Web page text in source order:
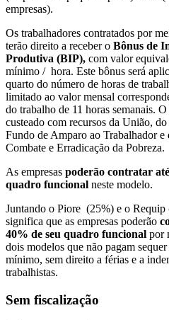
empresas).
Os trabalhadores contratados por
terão direito a receber o Bônus de
Produtiva (BIP), com valor
mínimo / hora. Este bônus será
quarto do número de horas de
limitado ao valor mensal
do trabalho de 11 horas semanais.
custeado com recursos da União,
Fundo de Amparo ao Trabalhador e
Combate e Erradicação da Pobreza.
As empresas poderão contratar
quadro funcional neste modelo.
Juntando o Piore (25%) e o Requip
significa que as empresas poderão
40% de seu quadro funcional por
dois modelos que não pagam
mínimo, sem direito a férias e a
trabalhistas.
Sem fiscalização